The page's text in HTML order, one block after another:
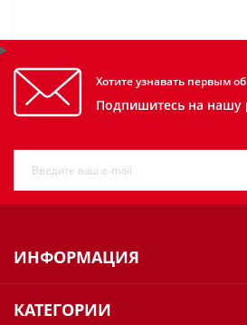
Хотите узнавать первым
Подпишитесь на нашу
ИНФОРМАЦИЯ
КАТЕГОРИИ